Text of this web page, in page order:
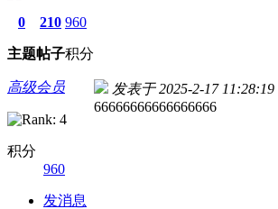
0
主题
210
帖子
960
积分
高级会员
积分
960
发消息
发表于 2025-2-17 11:28:19
66666666666666666